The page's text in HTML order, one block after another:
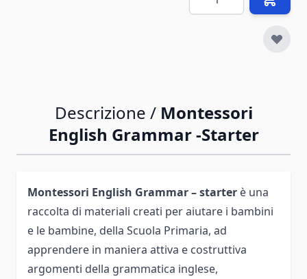
Descrizione / Montessori
English Grammar -Starter
Montessori English Grammar – starter è una
raccolta di materiali creati per aiutare i bambini
e le bambine, della Scuola Primaria, ad
apprendere in maniera attiva e costruttiva
argomenti della grammatica inglese,